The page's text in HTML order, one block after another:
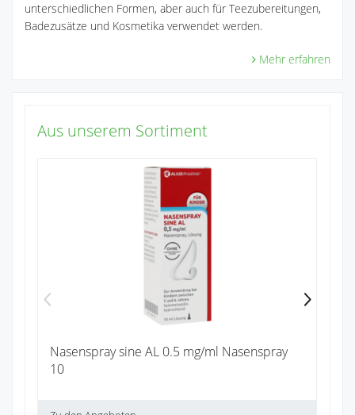
unterschiedlichen Formen, aber auch für Teezubereitungen,
Badezusätze und Kosmetika verwendet werden.
Mehr erfahren
Aus unserem Sortiment
Nasenspray sine AL 0.5 mg/ml Nasenspray
10